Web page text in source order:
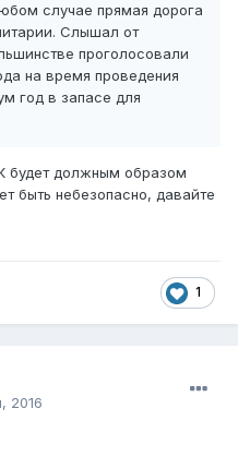
случае прямая дорога
Слышал от
проголосовали
на время проведения
год в запасе для
будет должным образом
быть небезопасно, давайте
1
2016